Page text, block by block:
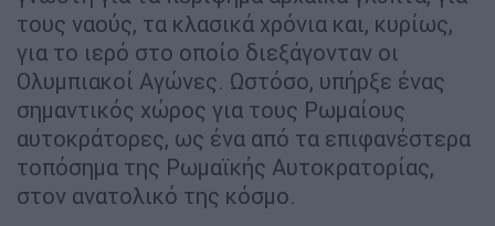
τους ναούς, τα κλασικά χρόνια και, κυρίως,
για το ιερό στο οποίο διεξάγονταν οι
Ολυμπιακοί Αγώνες. Ωστόσο, υπήρξε ένας
σημαντικός χώρος για τους Ρωμαίους
αυτοκράτορες, ως ένα από τα επιφανέστερα
τοπόσημα της Ρωμαϊκής Αυτοκρατορίας,
στον ανατολικό της κόσμο.